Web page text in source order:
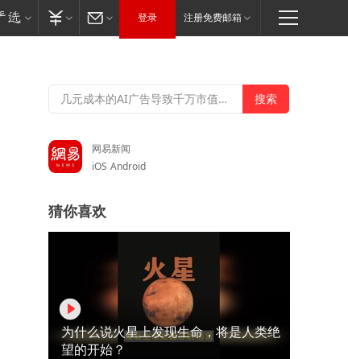
登录 注册免费邮箱
网易新闻
iOS Android
猜你喜欢
为什么说火星上发现生命，将是人类绝
望的开始？